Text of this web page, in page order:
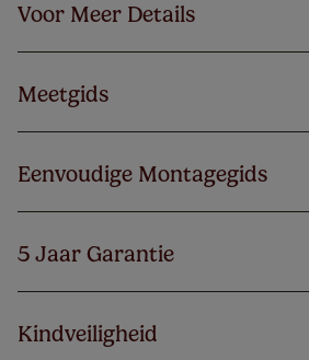
Voor Meer Details
Meetgids
Eenvoudige Montagegids
5 Jaar Garantie
Kindveiligheid